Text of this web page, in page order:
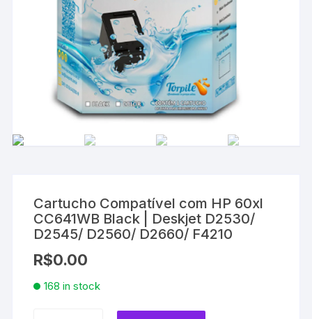
Cartucho Compatível com HP 60xl
CC641WB Black | Deskjet D2530/
D2545/ D2560/ D2660/ F4210
R$0.00
168 in stock